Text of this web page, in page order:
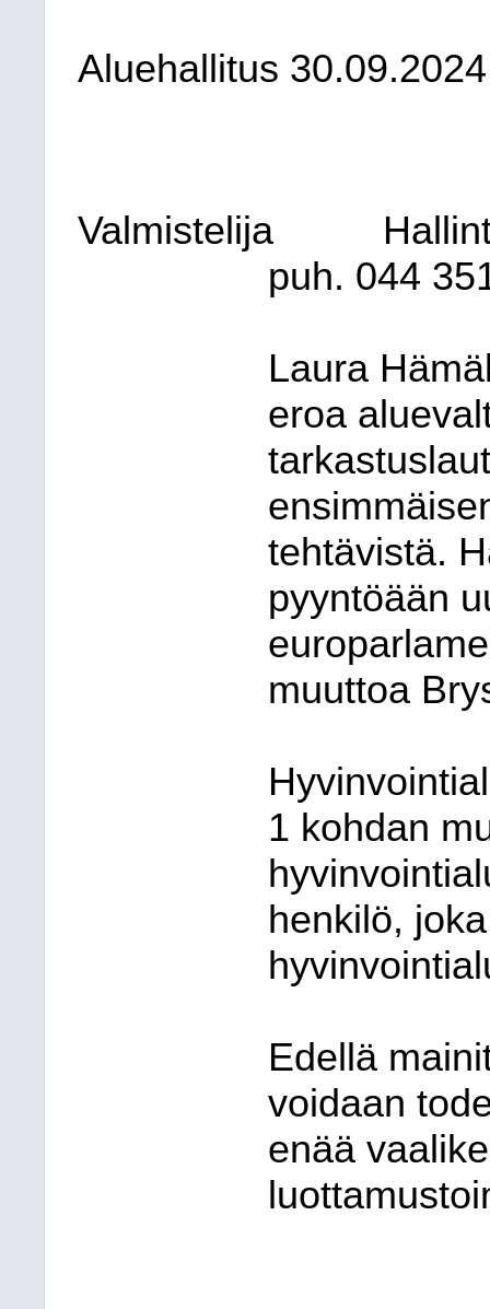
Aluehallitus
Valmistelija
puh. 044
Laura
eroa
tehtävistä.
pyyntöään
muuttoa
1 kohdan
henkilö,
Edellä
voidaan
enää